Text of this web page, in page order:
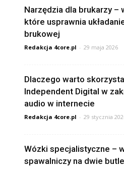
Narzędzia dla brukarzy –
które usprawnia
brukowej
Redakcja 4core.pl - 29 maja 2026
Dlaczego warto
Independent Digital w
audio w internecie
Redakcja 4core.pl - 29 stycznia
Wózki specjalistyczne –
spawalniczy na dwie